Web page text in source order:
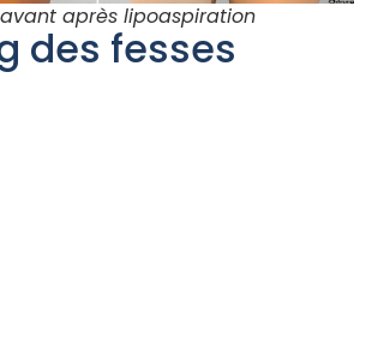
après lipoaspiration
des fesses